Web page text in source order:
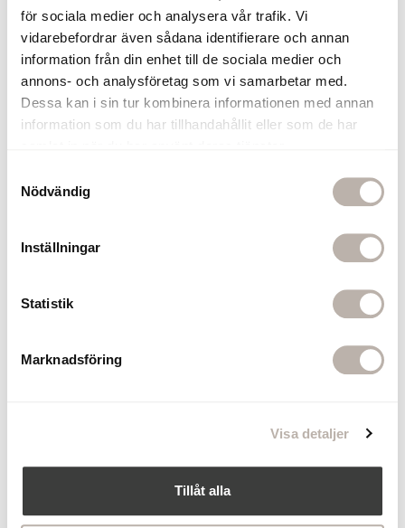
för sociala medier och analysera vår trafik. Vi
vidarebefordrar även sådana identifierare och annan
information från din enhet till de sociala medier och
annons- och analysföretag som vi samarbetar med.
Dessa kan i sin tur kombinera informationen med annan
information som du har tillhandahållit eller som de har
Nödvändig
Inställningar
Statistik
Marknadsföring
Visa detaljer
Tillåt alla
Tvättställsblandare Alice Krom
2 280 kr
Handtag Nova Svart
136 mm
55 kr
Lägg i varukorgen
3